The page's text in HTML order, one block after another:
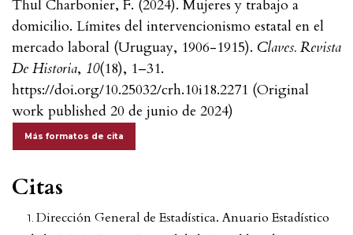
Thul Charbonier, F. (2024). Mujeres y trabajo a
domicilio. Límites del intervencionismo estatal en el
mercado laboral (Uruguay, 1906-1915). Claves. Revista
De Historia, 10(18), 1–31.
https://doi.org/10.25032/crh.10i18.2271 (Original
work published 20 de junio de 2024)
Más formatos de cita
Citas
Dirección General de Estadística. Anuario Estadístico